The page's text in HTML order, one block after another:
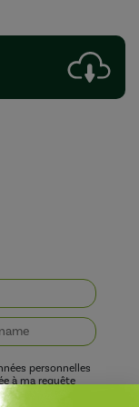
personnelles
à ma requête
de Vivagro.